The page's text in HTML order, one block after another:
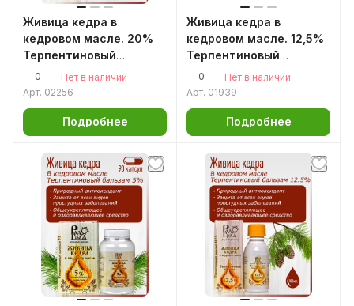
Живица кедра в
кедровом масле. 20%
Терпентиновый
бальзам 100мл
0
Нет в наличии
Арт. 02256
Подробнее
Живица кедра в
кедровом масле. 12,5%
Терпентиновый
бальзам. 90 капсул
0
Нет в наличии
Арт. 01939
Подробнее